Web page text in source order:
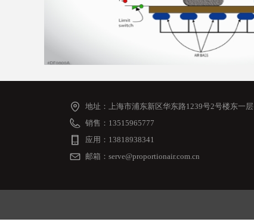
地址： 上海市浦东新区华东路1239号2号楼东一层
销售： 13515965777
应用： 13818938341
邮箱： serve@proportionair.com.cn